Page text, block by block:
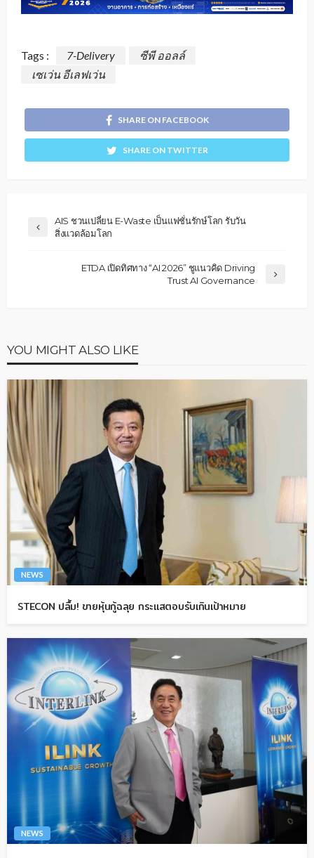
Tags : 7-Delivery
ซีพี ออลล์
เซเว่น อีเลฟเว่น
SHARE ON FACEBOOK
SHARE ON TWITTER
AIS ชวนเปลี่ยน E-Waste เป็นแฟชั่นรักษ์โลก รับวัน
สิ่งแวดล้อมโลก
ETDA เปิดทิศทาง “AI 2026” ชูแนวคิด Driving
Trust AI Governance
YOU MIGHT ALSO LIKE
NEWS
STECON ปลื้ม! ขายหุ้นกู้ฉลุย กระแสตอบรับเกินเป้าหมาย
NEWS